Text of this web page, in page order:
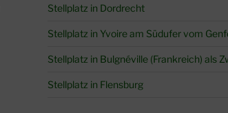
Stellplatz in Dordrecht
Stellplatz in Yvoire am Südufer vom
Stellplatz in Bulgnéville (Frankreich) als
Stellplatz in Flensburg